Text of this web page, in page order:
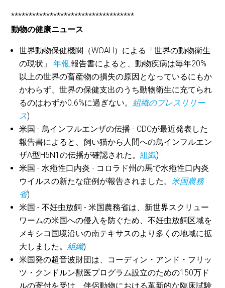
***********************************
動物の健康ニュース
世界動物保健機関（WOAH）による「世界の動物衛生
の現状」年報,報告書によると、動物疾病は毎年20%
以上の世界の畜産物の損失の原因となっているにもか
かわらず、世界の保健支出のうち動物衛生に充てられ
るのはわずか0.6%に過ぎない。組織のプレスリリー
ス)
米国 - 鳥インフルエンザの伝播 - CDCが最近発表した
報告書によると、飼い猫から人間への鳥インフルエン
ザA型H5N1の伝播が確認された。組織)
米国 - 水疱性口内炎 - コロラド州の馬で水疱性口内炎
ウイルスの新たな症例が報告されました。米国農務
省)
米国 - 不妊虫放飼 - 米国農務省は、新世界スクリュー
ワームの米国への侵入を防ぐため、不妊虫放飼区域を
メキシコ国境沿いの南テキサスのより多くの地域に拡
大しました。組織)
米国発の超音波財団は、コーディン・アンド・フリッ
ツ・クンドルン獣医プログラム設立のための150万ド
ルの寄付を受け、伴侶動物における革新的な臨床試験